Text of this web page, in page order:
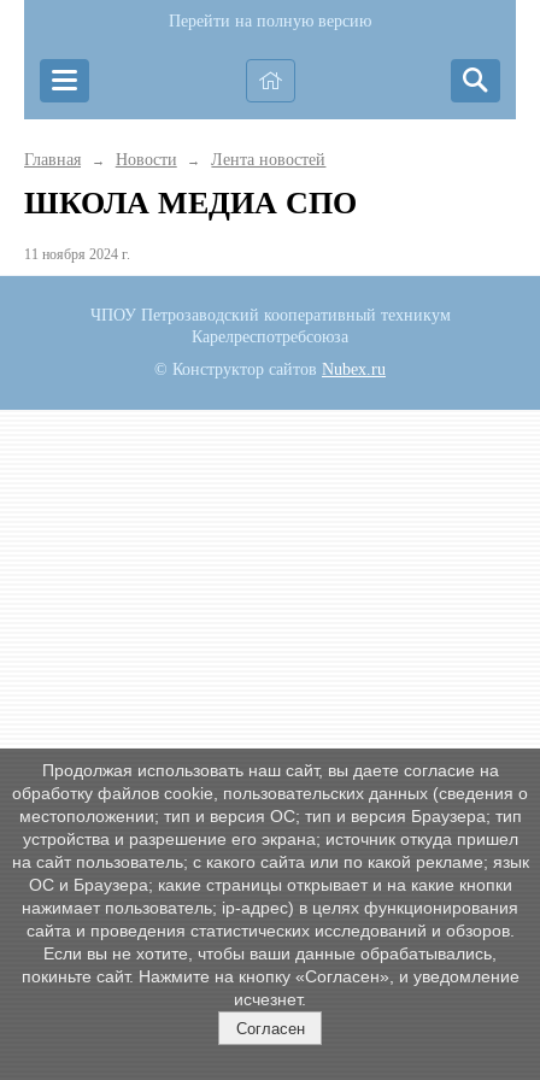
Перейти на полную версию
Главная → Новости → Лента новостей
ШКОЛА МЕДИА СПО
11 ноября 2024 г.
ЧПОУ Петрозаводский кооперативный техникум
Карелреспотребсоюза
© Конструктор сайтов Nubex.ru
Продолжая использовать наш сайт, вы даете согласие на
обработку файлов cookie, пользовательских данных (сведения о
местоположении; тип и версия ОС; тип и версия Браузера; тип
устройства и разрешение его экрана; источник откуда пришел
на сайт пользователь; с какого сайта или по какой рекламе; язык
ОС и Браузера; какие страницы открывает и на какие кнопки
нажимает пользователь; ip-адрес) в целях функционирования
сайта и проведения статистических исследований и обзоров.
Если вы не хотите, чтобы ваши данные обрабатывались,
покиньте сайт. Нажмите на кнопку «Согласен», и уведомление
исчезнет.
Согласен